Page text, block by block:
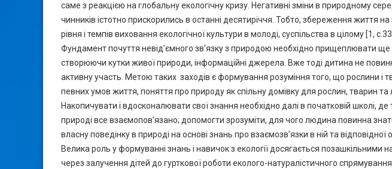
саме з реакцією на глобальну екологічну кризу. Негативні зміни в природному
чинників істотно прискорились в останні десятиріччя. Тобто, збереження життя
рівня і темпів виховання екологічної культури в молоді, суспільства в цілому [1, c.33].
Фундамент почуття невід’ємного зв’язку з природою необхідно прищеплювати
створюючи кутки живої природи, інформаційні джерела. Вже тоді дитина не
активну участь. Метою таких заходів є формування розуміння того, що рослини і
певних умов життя, поняття про природу як спільну домівку для рослин, тварин та
Накопичувати і вдосконалювати свої знання необхідно далі в початковій
природі все взаємопов’язано; допомогти зрозуміти, для чого людина повинна
власну поведінку в природі на основі знань про взаємозв’язки в ній та відповідної
Велика роль у формуванні знань і навичок з екології досягається
через залучення дітей до гурткової роботи еколого-натуралістичного